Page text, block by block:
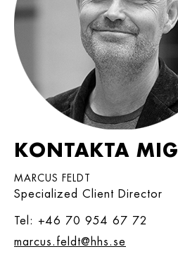
KONTAKTA MIG
MARCUS FELDT
Specialized Client Director
Tel: +46 70 954 67 72
marcus.feldt@hhs.se